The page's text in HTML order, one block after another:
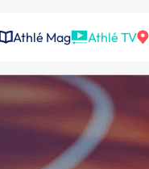
Athlé Mag Athlé TV